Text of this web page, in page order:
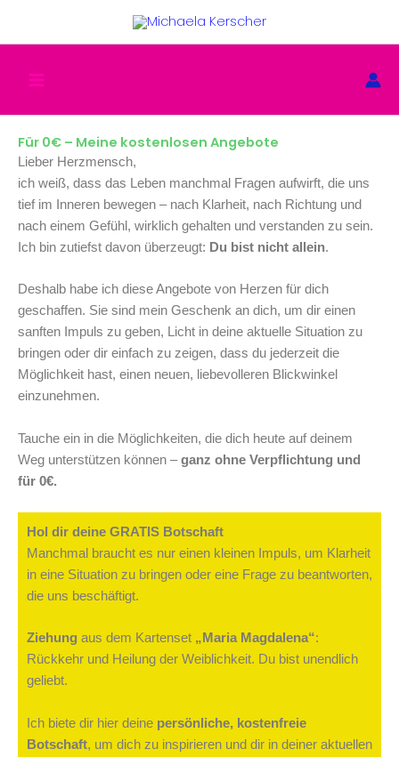
Für 0€ – Meine kostenlosen Angebote
Lieber Herzmensch,
ich weiß, dass das Leben manchmal Fragen aufwirft, die uns
tief im Inneren bewegen – nach Klarheit, nach Richtung und
nach einem Gefühl, wirklich gehalten und verstanden zu sein.
Ich bin zutiefst davon überzeugt: Du bist nicht allein.
Deshalb habe ich diese Angebote von Herzen für dich
geschaffen. Sie sind mein Geschenk an dich, um dir einen
sanften Impuls zu geben, Licht in deine aktuelle Situation zu
bringen oder dir einfach zu zeigen, dass du jederzeit die
Möglichkeit hast, einen neuen, liebevolleren Blickwinkel
einzunehmen.
Tauche ein in die Möglichkeiten, die dich heute auf deinem
Weg unterstützen können –ganz ohne Verpflichtung und
für 0€.
Hol dir deine GRATIS Botschaft
Manchmal braucht es nur einen kleinen Impuls, um Klarheit
in eine Situation zu bringen oder eine Frage zu beantworten,
die uns beschäftigt.
Ziehung aus dem Kartenset „Maria Magdalena“:
Rückkehr und Heilung der Weiblichkeit. Du bist unendlich
geliebt.
Ich biete dir hier deine persönliche, kostenfreie
Botschaft, um dich zu inspirieren und dir in deiner aktuellen